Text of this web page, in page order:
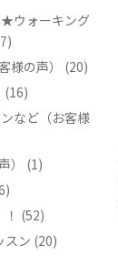
★ウォーキング
様の声）
(20)
(16)
など（お客様
(1)
(52)
スン (20)